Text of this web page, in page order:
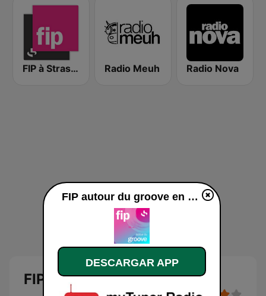
FIP à Strasbourg Radio Meuh Radio Nova
FIP autour du groove
FIP autour du groove en vivo
DESCARGAR APP